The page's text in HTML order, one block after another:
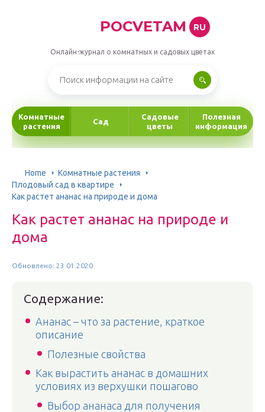
POCVETAM RU
Онлайн-журнал о комнатных и садовых цветах
Комнатные
растения
Сад
Садовые
цветы
Полезная
информация
Home
Комнатные растения
Плодовый сад в квартире
Как растет ананас на природе и дома
Как растет ананас на природе и
дома
Обновлено: 23.01.2020
Содержание:
Ананас – что за растение, краткое
описание
Полезные свойства
Как вырастить ананас в домашних
условиях из верхушки пошагово
Выбор ананаса для получения